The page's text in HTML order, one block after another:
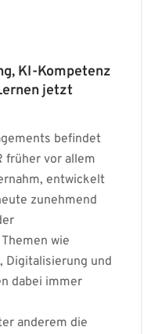
KI-Kompetenz
jetzt
befindet
früher vor allem
entwickelt
zunehmend
wie
Digitalisierung und
dabei immer
anderem die